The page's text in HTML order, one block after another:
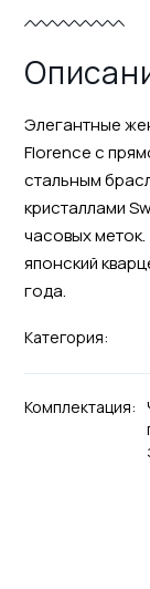
Элегантные
Florence с
стальным
кристаллами
часовых
японский
года.
Категория:
Комплектация: